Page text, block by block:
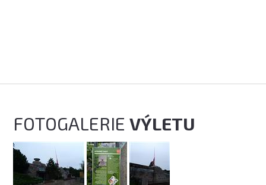
FOTOGALERIEVÝLETU